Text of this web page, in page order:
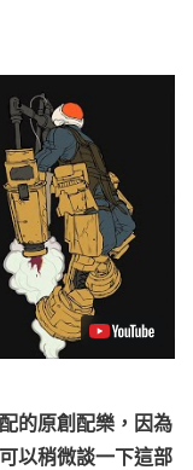
的原創配樂，因為
以稍微談一下這部